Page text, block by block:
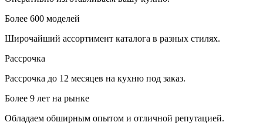
Более 600 моделей
Широчайший ассортимент каталога в разных стилях.
Рассрочка
Рассрочка до 12 месяцев на кухню под заказ.
Более 9 лет на рынке
Обладаем обширным опытом и отличной репутацией.